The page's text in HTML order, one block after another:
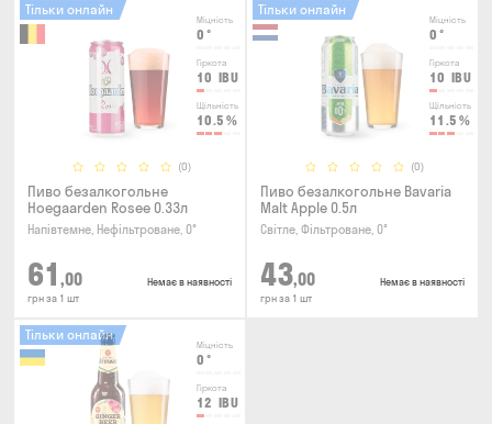
Міцність
0 °
Гіркота
10 IBU
Щільність
10.5 %
(0)
Тільки онлайн
Пиво безалкогольне
Hoegaarden Rosee 0.33л
Напівтемне, Нефільтроване, 0°
61 ,00
грн за 1 шт
Немає в наявності
Міцність
0 °
Гіркота
10 IBU
Щільність
11.5 %
(0)
Тільки онлайн
Пиво безалкогольне Bavaria
Malt Apple 0.5л
Світле, Фільтроване, 0°
43,00
грн за 1 шт
Немає в наявності
Міцність
0 °
Гіркота
12 IBU
Тільки онлайн